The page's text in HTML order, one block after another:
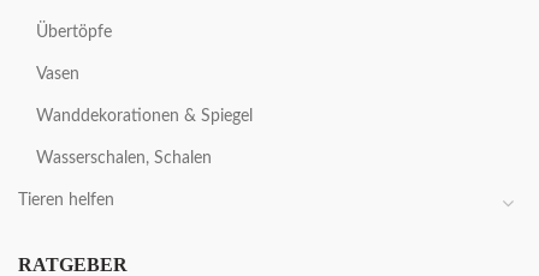
Übertöpfe
Vasen
Wanddekorationen & Spiegel
Wasserschalen, Schalen
Tieren helfen
RATGEBER